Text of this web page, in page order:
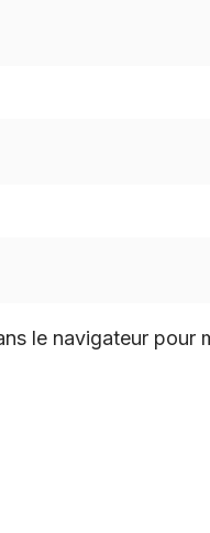
le navigateur pour